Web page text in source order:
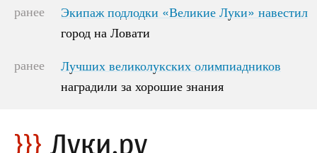
ранее
Экипаж подлодки «Великие Луки» навестил
город на Ловати
Экипаж подлодки «Великие Луки» навестил
город на Ловати
ранее
Лучших великолукских олимпиадников
наградили за хорошие знания
Лучших великолукских олимпиадников
наградили за хорошие знания